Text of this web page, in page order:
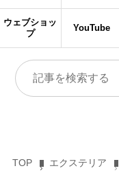
ウェブショッ
プ
YouTube
TOP エクステリア